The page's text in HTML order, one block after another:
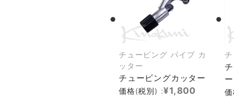
チュービング パイプ カ
ッター
チュービングカッター
価格(税別) :¥1,800
ー